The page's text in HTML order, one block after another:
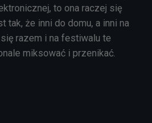
to ona raczej się
tak, że inni do domu, a inni na
razem i na festiwalu te
miksować i przenikać.